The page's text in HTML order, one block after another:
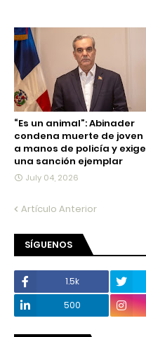
“Es un animal”: Abinader
condena muerte de joven
a manos de policía y exige
una sanción ejemplar
July 04, 2026
Artículo Anterior
SÍGUENOS
1.5k
500